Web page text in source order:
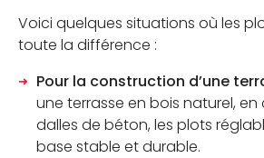
Voici quelques situations où les
toute la différence :
Pour la construction d’une
une terrasse en bois naturel,
dalles de béton, les plots
base stable et durable.